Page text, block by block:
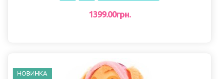
1399.00грн.
НОВИНКА